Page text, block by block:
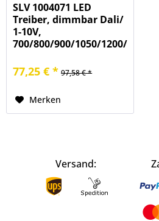
SLV 1004071 LED
Treiber, dimmbar Dali/
1-10V,
700/800/900/1050/1200/1300/
77,25 € * 97,58 € *
Merken
Versand: